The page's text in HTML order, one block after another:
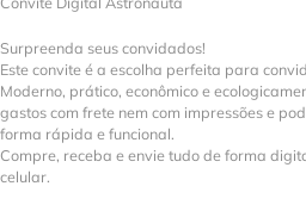
Surpreenda seus convidados!
Este convite é a escolha perfeita para
Moderno, prático, econômico e
gastos com frete nem com impressões e
forma rápida e funcional.
Compre, receba e envie tudo de forma
celular.